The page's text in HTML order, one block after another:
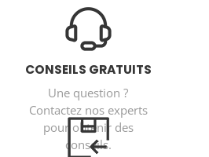
CONSEILS GRATUITS
Une question ?
Contactez nos experts
pour obtenir des
conseils.